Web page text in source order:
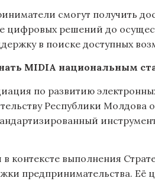
смогут получить
цифровых решений до
в поиске доступных
MIDIA национальным
по развитию
Республики
в контексте выполнения
предпринимательства. Её